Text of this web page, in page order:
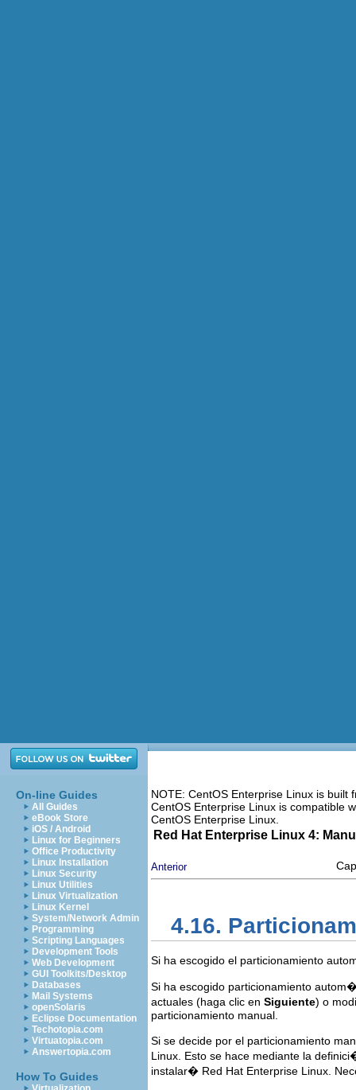
On-line Guides
All Guides
eBook Store
iOS / Android
Linux for Beginners
Office Productivity
Linux Installation
Linux Security
Linux Utilities
Linux Virtualization
Linux Kernel
System/Network Admin
Programming
Scripting Languages
Development Tools
Web Development
GUI Toolkits/Desktop
Databases
Mail Systems
openSolaris
Eclipse Documentation
Techotopia.com
Virtuatopia.com
Answertopia.com
How To Guides
NOTE: CentOS Enterprise Linux is
CentOS Enterprise Linux is compatible
CentOS Enterprise Linux.
Red Hat Enterprise Linux 4:
Anterior
4.16.
Si ha escogido el particionamiento
Si ha escogido particionamiento
actuales (haga clic en Siguiente) o
particionamiento manual.
Si se decide por el particionamiento
Linux. Esto se hace mediante la
instalar� Red Hat Enterprise Linux.